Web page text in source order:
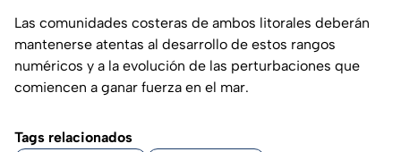
Las comunidades costeras de ambos litorales deberán
mantenerse atentas al desarrollo de estos rangos
numéricos y a la evolución de las perturbaciones que
comiencen a ganar fuerza en el mar.
Tags relacionados